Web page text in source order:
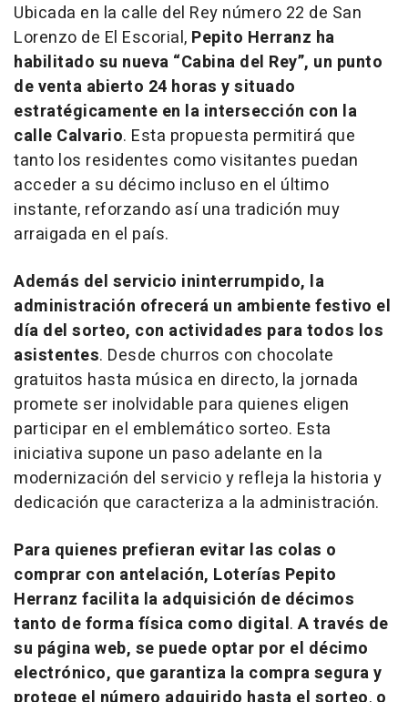
Ubicada en la calle del Rey número 22 de San
Lorenzo de El Escorial, Pepito Herranz ha
habilitado su nueva “Cabina del Rey”, un punto
de venta abierto 24 horas y situado
estratégicamente en la intersección con la
calle Calvario. Esta propuesta permitirá que
tanto los residentes como visitantes puedan
acceder a su décimo incluso en el último
instante, reforzando así una tradición muy
arraigada en el país.
Además del servicio ininterrumpido, la
administración ofrecerá un ambiente festivo el
día del sorteo, con actividades para todos los
asistentes. Desde churros con chocolate
gratuitos hasta música en directo, la jornada
promete ser inolvidable para quienes eligen
participar en el emblemático sorteo. Esta
iniciativa supone un paso adelante en la
modernización del servicio y refleja la historia y
dedicación que caracteriza a la administración.
Para quienes prefieran evitar las colas o
comprar con antelación, Loterías Pepito
Herranz facilita la adquisición de décimos
tanto de forma física como digital. A través de
su página web, se puede optar por el décimo
electrónico, que garantiza la compra segura y